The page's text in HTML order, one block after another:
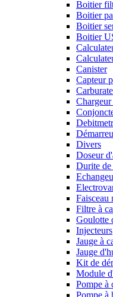
Boitier
Boitier
Boitier
Boitier
Canister
Capteur
Divers
Doseur
Durite
Faisceau
Filtre à
Goulotte
Injecteurs
Jauge à
Jauge
Kit de
Module
Pompe à
Pompe à